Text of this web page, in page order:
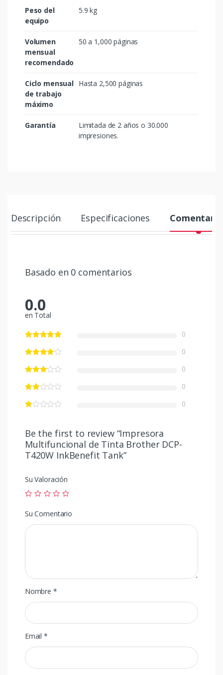
Peso del
equipo
5.9 kg
Volumen
mensual
recomendado
50 a 1,000 páginas
Ciclo mensual
de trabajo
máximo
Hasta 2,500 páginas
Garantía
Limitada de 2 años o 30.000
impresiones.
Descripción Especificaciones
Basado en 0 comentarios
0.0
en Total
0
0
0
0
0
Be the first to review “Impresora
Multifuncional de Tinta Brother DCP-
T420W InkBenefit Tank”
Su Valoración
Su Comentario
Nombre *
Email *